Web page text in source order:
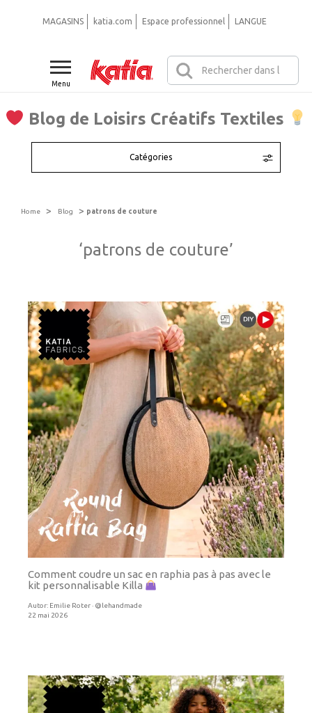
Menu
Blog de Loisirs Créatifs Textiles
Catégories
MAGASINS katia.com Espace professionnel LANGUE
Home > Blog > patrons de couture
‘patrons de couture’
Comment coudre un sac en raphia pas à pas avec le
kit personnalisable Killa
Autor: Emilie Roter · @lehandmade
22 mai 2026